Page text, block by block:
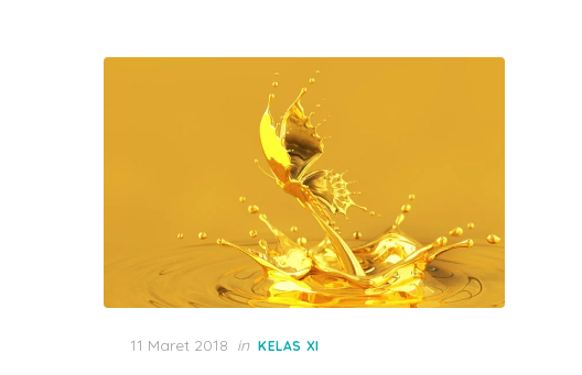
Posted
11 Maret 2018 in KELAS XI